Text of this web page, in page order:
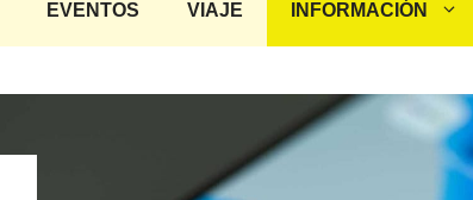
EVENTOS VIAJE INFORMACIÓN